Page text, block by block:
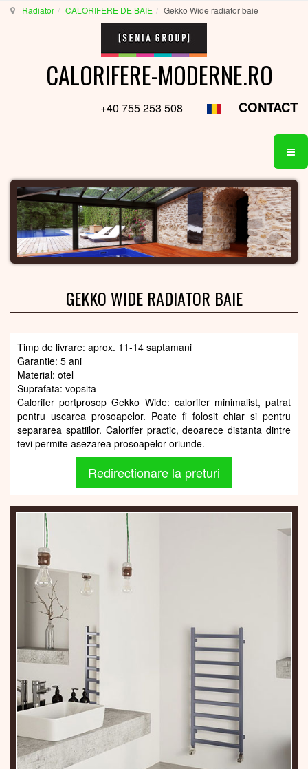
Radiator CALORIFERE DE BAIE Gekko Wide radiator baie
CALORIFERE-MODERNE.RO
+40 755 253 508 CONTACT
GEKKO WIDE RADIATOR BAIE
Timp de livrare: aprox. 11-14 saptamani
Garantie: 5 ani
Material: otel
Suprafata: vopsita
Calorifer portprosop Gekko Wide: calorifer minimalist, patrat
pentru uscarea prosoapelor. Poate fi folosit chiar si pentru
separarea spatiilor. Calorifer practic, deoarece distanta dintre
tevi permite asezarea prosoapelor oriunde.
Redirectionare la preturi